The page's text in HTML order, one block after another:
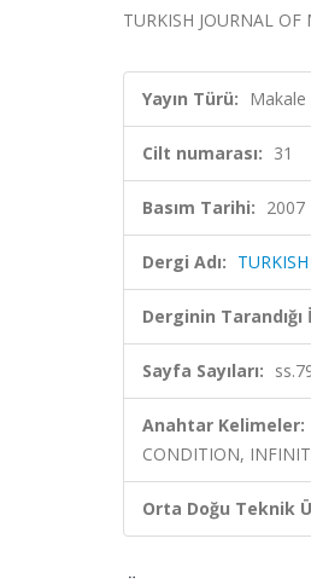
TURKISH JOURNAL
Yayın Türü:
Cilt numarası: 31
Basım Tarihi: 2007
Dergi Adı:
Derginin
Sayfa Sayıları:
Anahtar Kelimeler:
CONDITION,
Orta Doğu Teknik